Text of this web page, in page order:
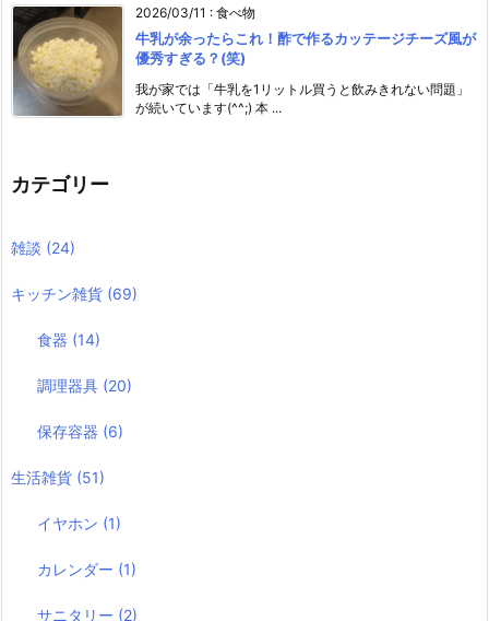
2026/03/11 : 食べ物
牛乳が余ったらこれ！酢で作るカッテージチーズ風が
優秀すぎる？(笑)
我が家では「牛乳を1リットル買うと飲みきれない問題」
が続いています(^^;) 本 ...
カテゴリー
雑談 (24)
キッチン雑貨 (69)
食器 (14)
調理器具 (20)
保存容器 (6)
生活雑貨 (51)
イヤホン (1)
カレンダー (1)
サニタリー (2)